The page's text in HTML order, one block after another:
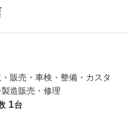
販売・車検・整備・カスタ
造販売・修理
1台